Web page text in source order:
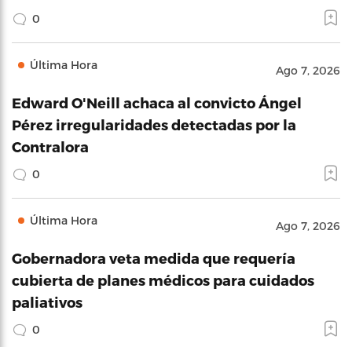
0
Última Hora Ago 7, 2026
Edward O'Neill achaca al convicto Ángel
Pérez irregularidades detectadas por la
Contralora
0
Última Hora Ago 7, 2026
Gobernadora veta medida que requería
cubierta de planes médicos para cuidados
paliativos
0